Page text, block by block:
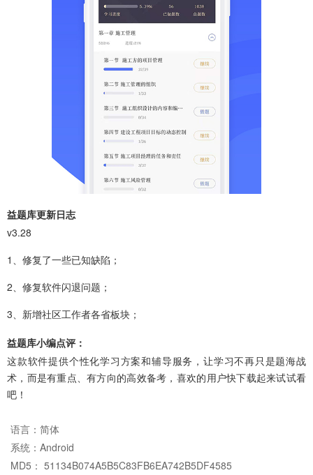
益题库更新日志
v3.28
1、修复了一些已知缺陷；
2、修复软件闪退问题；
3、新增社区工作者各省板块；
益题库小编点评：
这款软件提供个性化学习方案和辅导服务，让学习不再只是题海战
术，而是有重点、有方向的高效备考，喜欢的用户快下载起来试试看
吧！
语言： 简体
系统： Android
MD5： 51134B074A5B5C83FB6EA742B5DF4585